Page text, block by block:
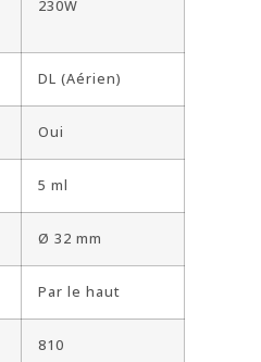
230W
DL (Aérien)
Oui
5 ml
Ø 32 mm
Par le haut
810